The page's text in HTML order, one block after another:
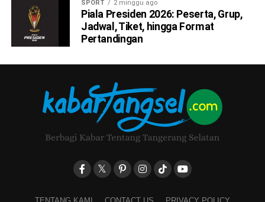
SPORT 2 minggu ago
Piala Presiden 2026: Peserta, Grup,
Jadwal, Tiket, hingga Format
Pertandingan